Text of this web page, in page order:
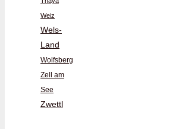
Weiz
Wels-
Land
Wolfsberg
Zell am
See
Zwettl